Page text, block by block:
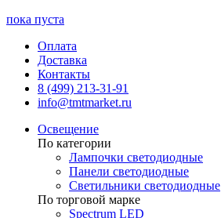
пока пуста
Оплата
Доставка
Контакты
8 (499) 213-31-91
info@tmtmarket.ru
Освещение
По категории
Лампочки светодиодные
Панели светодиодные
Светильники светодиодные
По торговой марке
Spectrum LED